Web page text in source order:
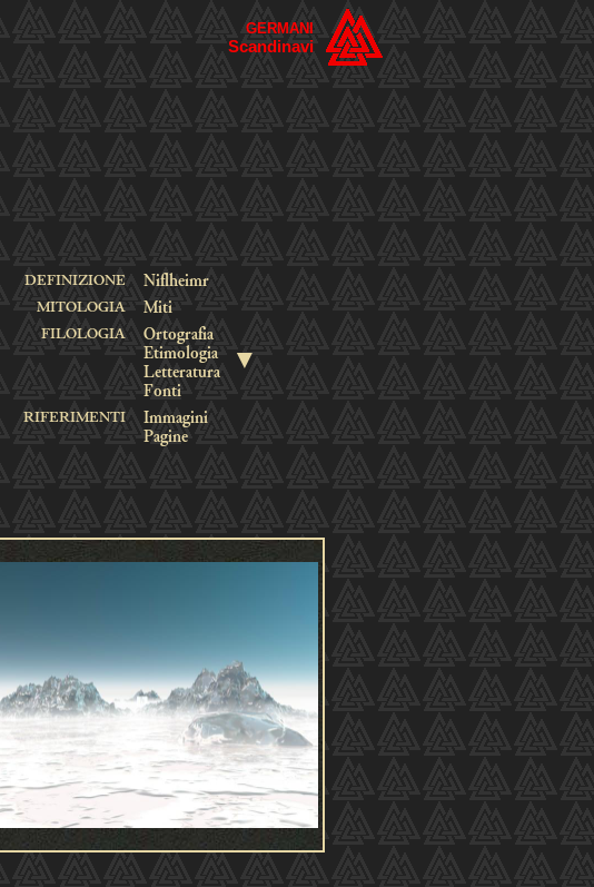
GERMANI
Scandinavi
DEFINIZIONE Niflheimr
▼
MITOLOGIA
Miti
FILOLOGIA
Ortografia
Etimologia
Letteratura
Fonti
RIFERIMENTI
Immagini
Pagine